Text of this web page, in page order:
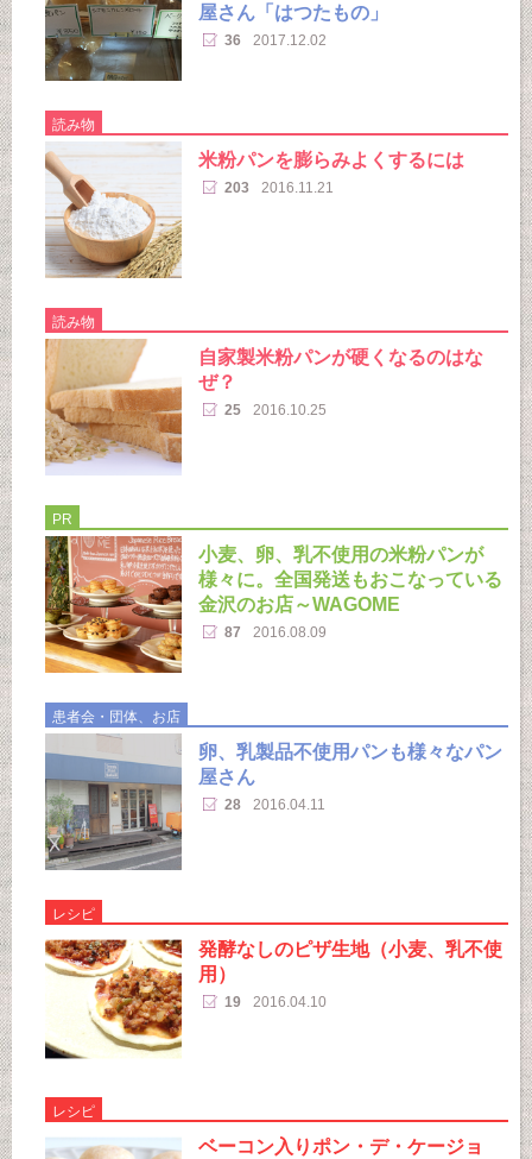
屋さん「はつたもの」
36 2017.12.02
読み物
米粉パンを膨らみよくするには
203 2016.11.21
読み物
自家製米粉パンが硬くなるのはな
ぜ？
25 2016.10.25
PR
小麦、卵、乳不使用の米粉パンが
様々に。全国発送もおこなっている
金沢のお店～WAGOME
87 2016.08.09
患者会・団体、お店
卵、乳製品不使用パンも様々なパン
屋さん
28 2016.04.11
レシピ
発酵なしのピザ生地（小麦、乳不使
用）
19 2016.04.10
レシピ
ベーコン入りポン・デ・ケージョ